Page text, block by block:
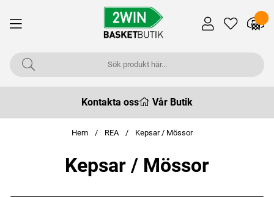
Kontakta oss Vår Butik
Hem REA Kepsar / Mössor
Kepsar / Mössor